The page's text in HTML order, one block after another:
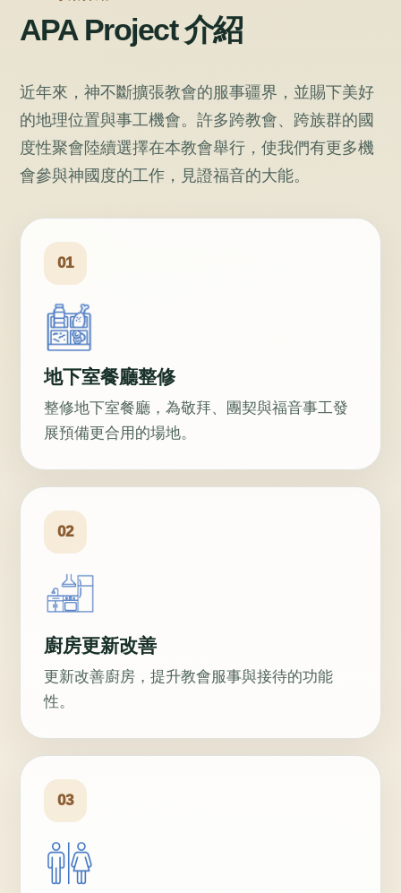
APA Project 介紹
近年來，神不斷擴張教會的服事疆界，並賜下美好
的地理位置與事工機會。許多跨教會、跨族群的國
度性聚會陸續選擇在本教會舉行，使我們有更多機
會參與神國度的工作，見證福音的大能。
01
地下室餐廳整修
整修地下室餐廳，為敬拜、團契與福音事工發
展預備更合用的場地。
02
廚房更新改善
更新改善廚房，提升教會服事與接待的功能
性。
03